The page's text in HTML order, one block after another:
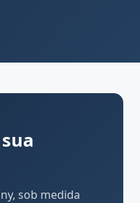
sob medida